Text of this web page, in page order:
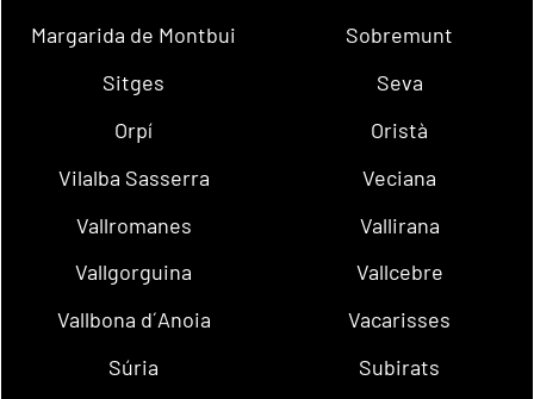
Margarida de Montbui
Sobremunt
Sitges
Seva
Orpí
Oristà
Vilalba Sasserra
Veciana
Vallromanes
Vallirana
Vallgorguina
Vallcebre
Vallbona d´Anoia
Vacarisses
Súria
Subirats